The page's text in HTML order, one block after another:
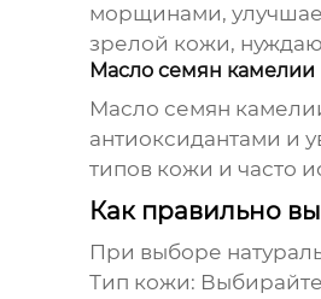
морщинами,
зрелой кожи,
Масло семян камелии
Масло семян
антиоксидантами и
типов кожи и часто
Как правильно
При выборе
Тип кожи: